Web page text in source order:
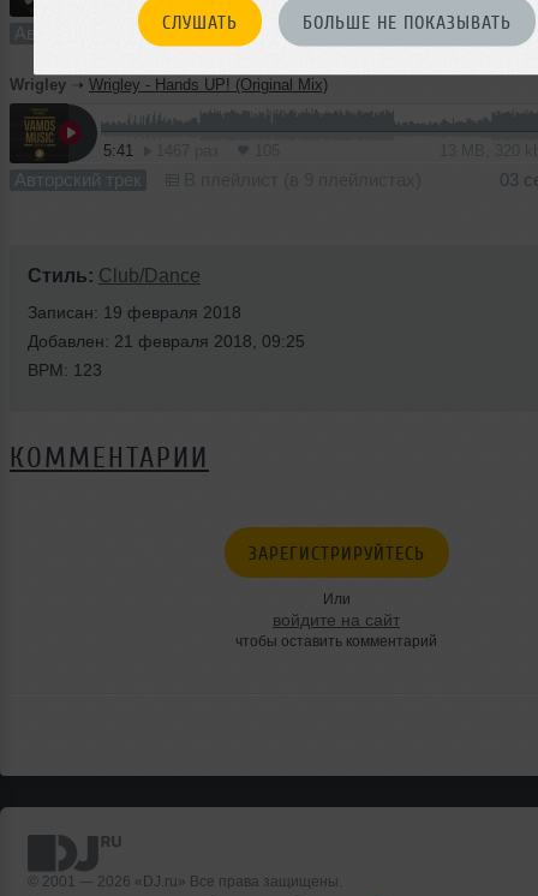
СЛУШАТЬ БОЛЬШЕ НЕ ПОКАЗЫВАТЬ
2244 раза 146 13 MB, 320
Авторский трек В плейлист (в 10 плейлистах)
Wrigley ➝ Wrigley - Hands UP! (Original Mix)
5:41
Авторский трек 03
Стиль: Club/Dance
Записан: 19 февраля 2018
Добавлен: 21 февраля 2018, 09:25
BPM: 123
КОММЕНТАРИИ
ЗАРЕГИСТРИРУЙТЕСЬ
Или
войдите на сайт
чтобы оставить комментарий
© 2001 — 2026 «DJ.ru» Все права защищены.